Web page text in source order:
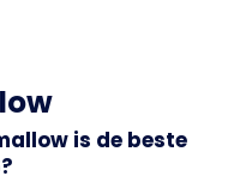
is de beste